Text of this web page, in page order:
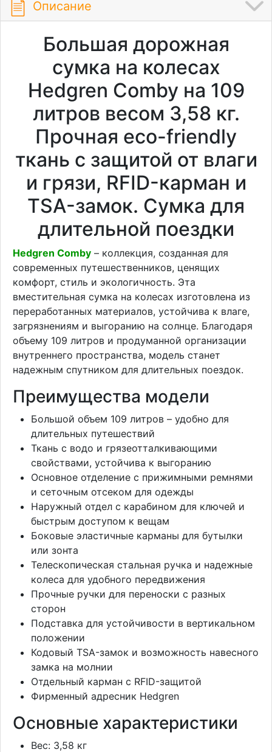
Описание
Большая дорожная
сумка на колесах
Hedgren Comby на 109
литров весом 3,58 кг.
Прочная eco-friendly
ткань с защитой от влаги
и грязи, RFID-карман и
TSA-замок. Сумка для
длительной поездки
Hedgren Comby – коллекция, созданная для
современных путешественников, ценящих
комфорт, стиль и экологичность. Эта
вместительная сумка на колесах изготовлена из
переработанных материалов, устойчива к влаге,
загрязнениям и выгоранию на солнце. Благодаря
объему 109 литров и продуманной организации
внутреннего пространства, модель станет
надежным спутником для длительных поездок.
Преимущества модели
Большой объем 109 литров – удобно для
длительных путешествий
Ткань с водо и грязеотталкивающими
свойствами, устойчива к выгоранию
Основное отделение с прижимными ремнями
и сеточным отсеком для одежды
Наружный отдел с карабином для ключей и
быстрым доступом к вещам
Боковые эластичные карманы для бутылки
или зонта
Телескопическая стальная ручка и надежные
колеса для удобного передвижения
Прочные ручки для переноски с разных
сторон
Подставка для устойчивости в вертикальном
положении
Кодовый TSA-замок и возможность навесного
замка на молнии
Отдельный карман с RFID-защитой
Фирменный адресник Hedgren
Основные характеристики
Вес: 3,58 кг